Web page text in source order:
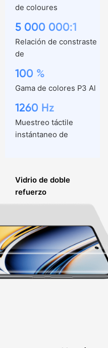
de coloures
5 000 000:1
Relación de constraste
de
100 %
Gama de colores P3 Al
1260 Hz
Muestreo táctile
instántaneo de
Vidrio de doble
refuerzo
Vidrio de doble
refuerzo